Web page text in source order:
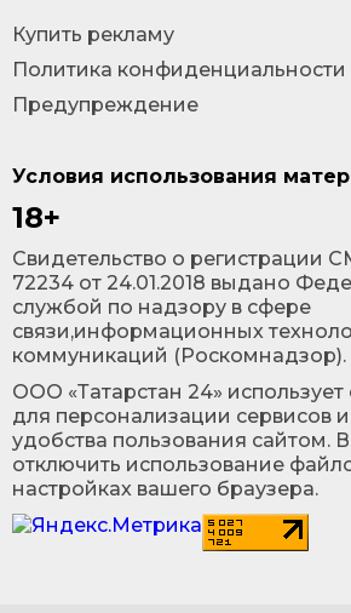
Условия использования
18+
Cвидетельство о
72234 от 24.01.2018 выдано
службой по надзору в сфере
связи,информационных
коммуникаций (Роскомнадзор).
ООО «Татарстан 24»
для персонализации сервисов
удобства пользования сайтом.
отключить использование
настройках вашего браузера.
Купить рекламу
Политика конфиденциальности
Предупреждение